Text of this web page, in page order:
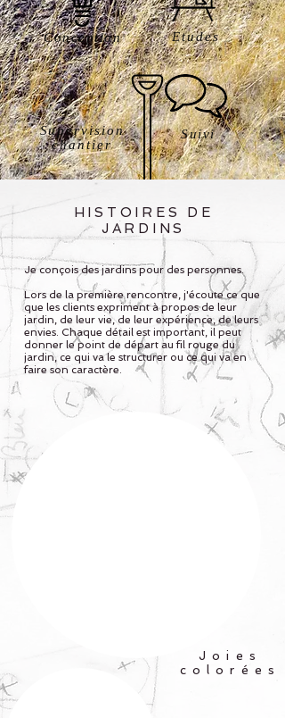
Conception
Supervision
chantier
Etudes
Suivi
HISTOIRES DE
JARDINS
Je conçois des jardins pour des personnes.
Lors de la première rencontre, j'écoute ce que
que les clients expriment à propos de leur
jardin, de leur vie, de leur expérience, de leurs
envies. Chaque détail est important, il peut
donner le point de départ au fil rouge du
jardin, ce qui va le structurer ou ce qui va en
faire son caractère.
Joies
colorées